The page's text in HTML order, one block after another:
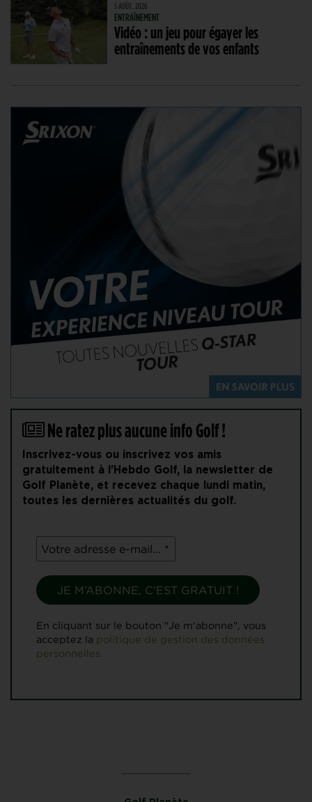
5 AOÛT. 2026
ENTRAÎNEMENT
Vidéo : un jeu pour égayer les
entraînements de vos enfants
Ne ratez plus aucune info Golf !
Inscrivez-vous ou inscrivez vos amis
gratuitement à l'Hebdo Golf, la newsletter de
Golf Planète, et recevez chaque lundi matin,
toutes les dernières actualités du golf.
En cliquant sur le bouton "Je m'abonne", vous
acceptez la politique de gestion des données
personnelles.